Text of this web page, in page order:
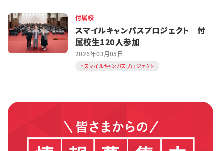
付属校
スマイルキャンパスプロジェクト 付
属校生120人参加
2026年03月05日
スマイルキャンパスプロジェクト